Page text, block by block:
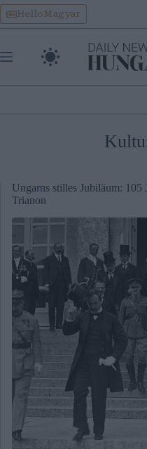
Skip
to
content
HelloMagyar
Ungarns stilles Jubiläum: 105
Trianon